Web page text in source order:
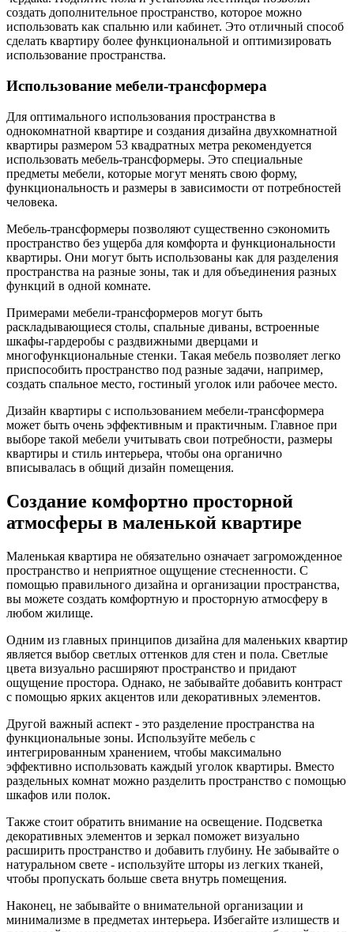
создать дополнительное пространство, которое можно
использовать как спальню или кабинет. Это отличный способ
сделать квартиру более функциональной и оптимизировать
использование пространства.
Использование мебели-трансформера
Для оптимального использования пространства в
однокомнатной квартире и создания дизайна двухкомнатной
квартиры размером 53 квадратных метра рекомендуется
использовать мебель-трансформеры. Это специальные
предметы мебели, которые могут менять свою форму,
функциональность и размеры в зависимости от потребностей
человека.
Мебель-трансформеры позволяют существенно сэкономить
пространство без ущерба для комфорта и функциональности
квартиры. Они могут быть использованы как для разделения
пространства на разные зоны, так и для объединения разных
функций в одной комнате.
Примерами мебели-трансформеров могут быть
раскладывающиеся столы, спальные диваны, встроенные
шкафы-гардеробы с раздвижными дверцами и
многофункциональные стенки. Такая мебель позволяет легко
приспособить пространство под разные задачи, например,
создать спальное место, гостиный уголок или рабочее место.
Дизайн квартиры с использованием мебели-трансформера
может быть очень эффективным и практичным. Главное при
выборе такой мебели учитывать свои потребности, размеры
квартиры и стиль интерьера, чтобы она органично
вписывалась в общий дизайн помещения.
Создание комфортно просторной
атмосферы в маленькой квартире
Маленькая квартира не обязательно означает загроможденное
пространство и неприятное ощущение стесненности. С
помощью правильного дизайна и организации пространства,
вы можете создать комфортную и просторную атмосферу в
любом жилище.
Одним из главных принципов дизайна для маленьких квартир
является выбор светлых оттенков для стен и пола. Светлые
цвета визуально расширяют пространство и придают
ощущение простора. Однако, не забывайте добавить контраст
с помощью ярких акцентов или декоративных элементов.
Другой важный аспект - это разделение пространства на
функциональные зоны. Используйте мебель с
интегрированным хранением, чтобы максимально
эффективно использовать каждый уголок квартиры. Вместо
раздельных комнат можно разделить пространство с помощью
шкафов или полок.
Также стоит обратить внимание на освещение. Подсветка
декоративных элементов и зеркал поможет визуально
расширить пространство и добавить глубину. Не забывайте о
натуральном свете - используйте шторы из легких тканей,
чтобы пропускать больше света внутрь помещения.
Наконец, не забывайте о внимательной организации и
минимализме в предметах интерьера. Избегайте излишеств и